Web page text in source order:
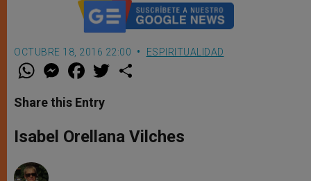
OCTUBRE 18, 2016 22:00 ESPIRITUALIDAD
W
t
s
p
p
M
e
s
e
g
e
F
a
e
b
o
k
w
r
Share this Entry
Isabel Orellana Vilches